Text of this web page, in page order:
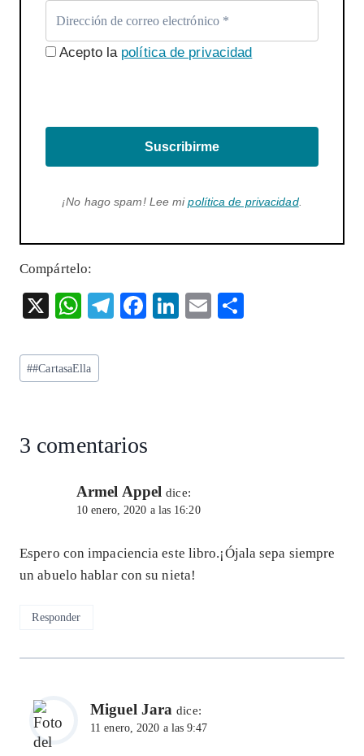
Acepto la política de privacidad
Suscribirme
¡No hago spam! Lee mipolítica de privacidad.
Compártelo:
X
W
ts
A
p
T
F
Li E
Etiquetas
de
##CartasaElla
3 comentarios
Armel Appel dice:
10 enero, 2020 a las 16:20
Espero con impaciencia este libro.¡Ójala sepa siempre
un abuelo hablar con su nieta!
Responder
Miguel Jara dice:
11 enero, 2020 a las 9:47